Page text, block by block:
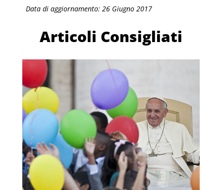
Data di aggiornamento: 26 Giugno 2017
Articoli Consigliati